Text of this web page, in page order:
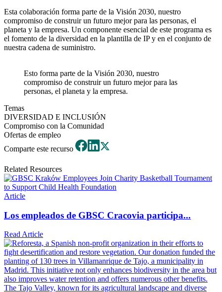
Esta colaboración forma parte de la Visión 2030, nuestro
compromiso de construir un futuro mejor para las personas, el
planeta y la empresa. Un componente esencial de este programa es
el fomento de la diversidad en la plantilla de IP y en el conjunto de
nuestra cadena de suministro.
Esto forma parte de la Visión 2030, nuestro
compromiso de construir un futuro mejor para las
personas, el planeta y la empresa.
Temas
DIVERSIDAD E INCLUSIÓN
Compromiso con la Comunidad
Ofertas de empleo
Comparte este recurso
Related Resources
Article
Los empleados de GBSC Cracovia participa...
Read Article